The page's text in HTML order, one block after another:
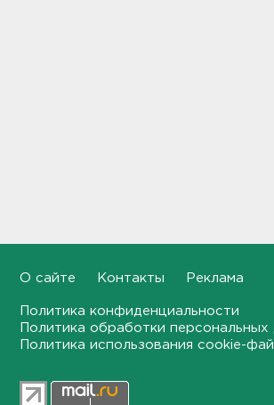
руками
будут
партнерских
О сайте Контакты Реклама
Политика конфиденциальности
Политика обработки персональных
Политика использования cookie-